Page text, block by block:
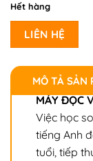
Hết hàng
LIÊN HỆ
MÔ TẢ SẢN
MÁY ĐỌC
Việc học
tiếng Anh
tuổi, tiếp